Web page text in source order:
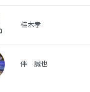
桂木孝
伴 誠也